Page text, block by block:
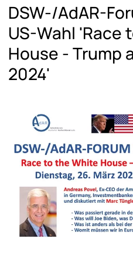
DSW-/AdAR-
US-Wahl 'Race
House - Trump
2024'